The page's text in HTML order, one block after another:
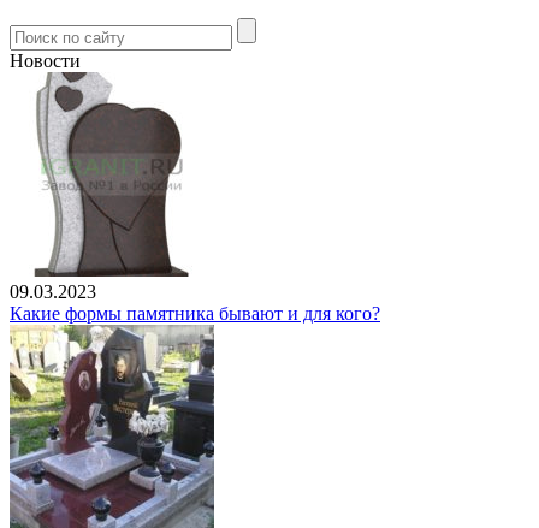
Новости
09.03.2023
Какие формы памятника бывают и для кого?